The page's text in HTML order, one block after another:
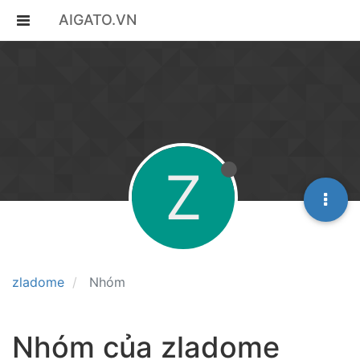
AIGATO.VN
zladome Nhóm
Z
Nhóm của zladome